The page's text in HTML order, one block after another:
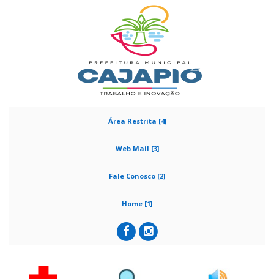
Área Restrita [4]
Web Mail [3]
Fale Conosco [2]
Home [1]